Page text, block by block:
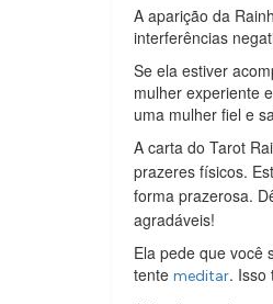
A aparição da
interferências
Se ela estiver
mulher experiente
uma mulher fiel e
A carta do Tarot
prazeres físicos.
forma prazerosa.
agradáveis!
Ela pede que você
tente meditar. Isso